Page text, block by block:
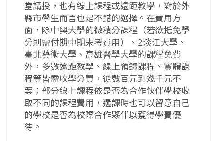
堂講授，也有線上課程或遠距教學，對於外
縣市學生而言也是不錯的選擇。在費用方
面，除中興大學的微積分課程（若欲抵免學
分則需付期中期末考費用）、2淡江大學、
臺北藝術大學、高雄醫學大學的課程免費
外，多數遠距教學、線上預錄課程、實體課
程等皆需收學分費，從數百元到幾千元不
等；部分線上課程依是否為合作伙伴學校收
取不同的課程費用，選課時也可以留意自己
的學校是否為校際合作夥伴以獲得學費優
待。